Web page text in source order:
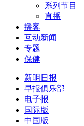
系列节目
直播
播客
互动新闻
专题
保健
新明日报
早报俱乐部
电子报
国际版
中国版